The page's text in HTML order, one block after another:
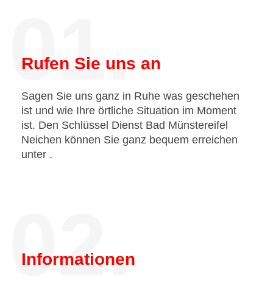
01.
Rufen Sie uns an
Sagen Sie uns ganz in Ruhe was geschehen
ist und wie Ihre örtliche Situation im Moment
ist. Den Schlüssel Dienst Bad Münstereifel
Neichen können Sie ganz bequem erreichen
unter .
02.
Informationen